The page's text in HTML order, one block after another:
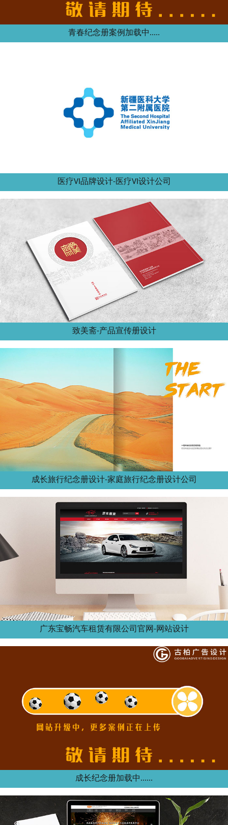
青春纪念册案例加载中.....
医疗VI品牌设计-医疗VI设计公司
致美斋-产品宣传册设计
成长旅行纪念册设计-家庭旅行纪念册设计公司
广东宝畅汽车租赁有限公司官网-网站设计
成长纪念册加载中......